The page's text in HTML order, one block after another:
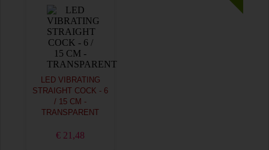
LED VIBRATING
STRAIGHT COCK - 6
/ 15 CM -
TRANSPARENT
€ 21,48